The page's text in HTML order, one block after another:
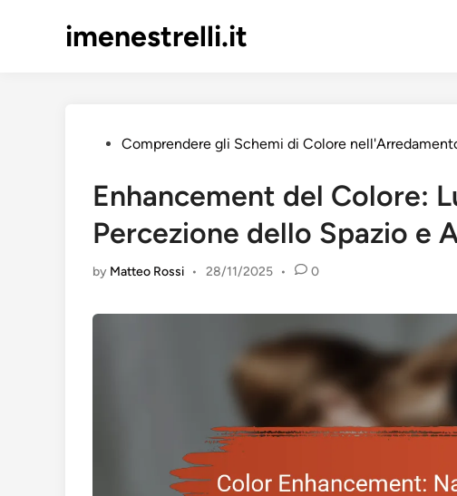
imenestrelli.it
PostedComprendere gli Schemi di Colore
Enhancement del Colore:
Percezione dello Spazio e
by Matteo Rossi • 28/11/2025 • 0